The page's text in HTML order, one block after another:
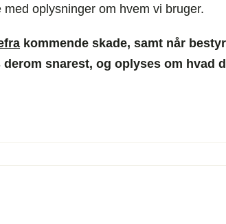
oplysninger om hvem vi bruger.
kommende skade, samt når
snarest, og oplyses om hvad